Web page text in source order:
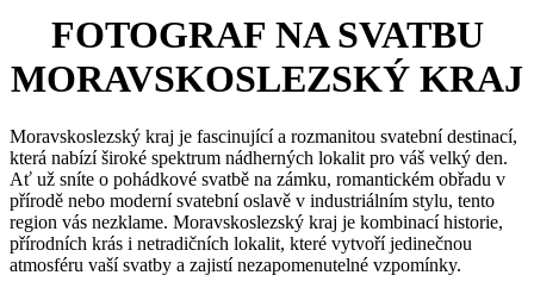
FOTOGRAF NA SVATBU
MORAVSKOSLEZSKÝ KRAJ
Moravskoslezský kraj je fascinující a rozmanitou svatební destinací,
která nabízí široké spektrum nádherných lokalit pro váš velký den.
Ať už sníte o pohádkové svatbě na zámku, romantickém obřadu v
přírodě nebo moderní svatební oslavě v industriálním stylu, tento
region vás nezklame. Moravskoslezský kraj je kombinací historie,
přírodních krás i netradičních lokalit, které vytvoří jedinečnou
atmosféru vaší svatby a zajistí nezapomenutelné vzpomínky.